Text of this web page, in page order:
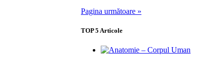
Pagina următoare »
TOP5 Articole